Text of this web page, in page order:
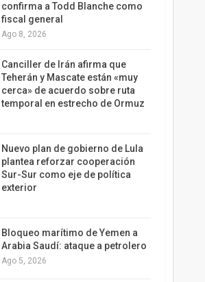
confirma a Todd Blanche como
fiscal general
Ago 8, 2026
Canciller de Irán afirma que
Teherán y Mascate están «muy
cerca» de acuerdo sobre ruta
temporal en estrecho de Ormuz
Nuevo plan de gobierno de Lula
plantea reforzar cooperación
Sur-Sur como eje de política
exterior
Bloqueo marítimo de Yemen a
Arabia Saudí: ataque a petrolero
Ago 5, 2026